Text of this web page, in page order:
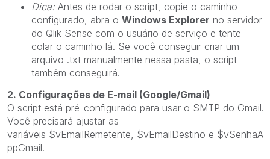
Dica: Antes de rodar o script, copie o caminho
configurado, abra o Windows Explorer no servidor
do Qlik Sense com o usuário de serviço e tente
colar o caminho lá. Se você conseguir criar um
arquivo .txt manualmente nessa pasta, o script
também conseguirá.
2. Configurações de E-mail (Google/Gmail)
O script está pré-configurado para usar o SMTP do Gmail.
Você precisará ajustar as
variáveis $vEmailRemetente, $vEmailDestino e $vSenhaA
ppGmail.